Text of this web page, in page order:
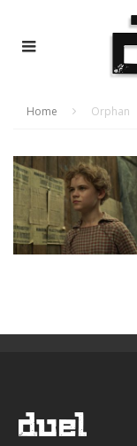
Home Orphan